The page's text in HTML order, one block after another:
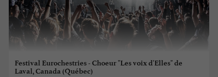
Festival Eurochestries - Choeur "Les voix d'Elles" de
Laval, Canada (Québec)